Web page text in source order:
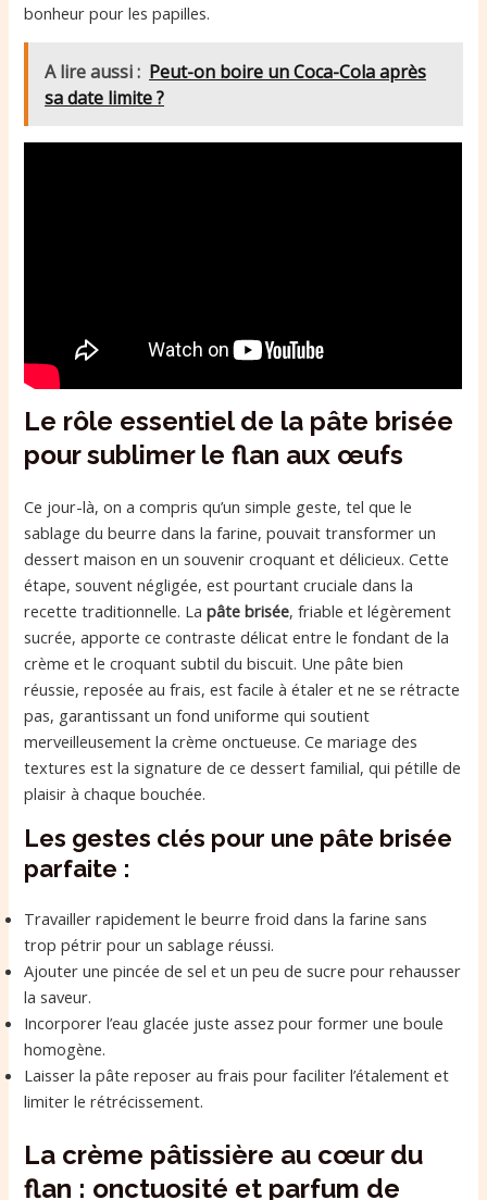
bonheur pour les papilles.
A lire aussi : Peut-on boire un Coca-Cola après
sa date limite ?
Le rôle essentiel de la pâte brisée
pour sublimer le flan aux œufs
Ce jour-là, on a compris qu’un simple geste, tel que le
sablage du beurre dans la farine, pouvait transformer un
dessert maison en un souvenir croquant et délicieux. Cette
étape, souvent négligée, est pourtant cruciale dans la
recette traditionnelle. Lapâte brisée, friable et légèrement
sucrée, apporte ce contraste délicat entre le fondant de la
crème et le croquant subtil du biscuit. Une pâte bien
réussie, reposée au frais, est facile à étaler et ne se rétracte
pas, garantissant un fond uniforme qui soutient
merveilleusement la crème onctueuse. Ce mariage des
textures est la signature de ce dessert familial, qui pétille de
plaisir à chaque bouchée.
Les gestes clés pour une pâte brisée
parfaite :
Travailler rapidement le beurre froid dans la farine sans
trop pétrir pour un sablage réussi.
Ajouter une pincée de sel et un peu de sucre pour rehausser
la saveur.
Incorporer l’eau glacée juste assez pour former une boule
homogène.
Laisser la pâte reposer au frais pour faciliter l’étalement et
limiter le rétrécissement.
La crème pâtissière au cœur du
flan : onctuosité et parfum de